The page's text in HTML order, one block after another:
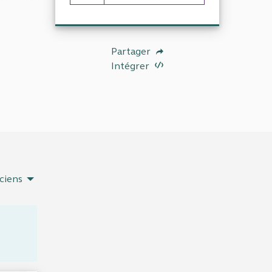
30 abonnés
Partager
Intégrer